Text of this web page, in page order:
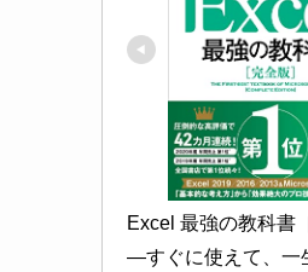
Excel 最強の教科書
―すぐに使えて、一